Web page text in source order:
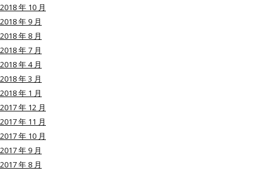
用户名或Email
密码
记住我的登录状态
2018 年 10 月
2018 年 9 月
2018 年 8 月
2018 年 7 月
2018 年 4 月
2018 年 3 月
2018 年 1 月
2017 年 12 月
2017 年 11 月
2017 年 10 月
2017 年 9 月
2017 年 8 月